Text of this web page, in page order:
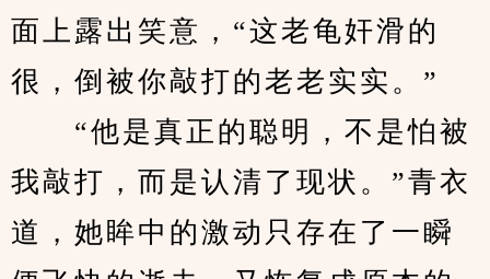
面上露出笑意，“这老龟奸滑的
很，倒被你敲打的老老实实。”
“他是真正的聪明，不是怕被
我敲打，而是认清了现状。”青衣
道，她眸中的激动只存在了一瞬